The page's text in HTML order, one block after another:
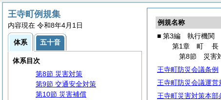
例規名称
■ 第3編 執行機関
第1章 町長
第8節 災害
王寺町防災会議条例
王寺町防災会議運営
王寺町災害対策本部
王寺町例規集
内容現在 令和8年4月1日
体系 五十音
体系目次
第1節 事務分掌
第2節 代理・代決等
第3節 文書・公印
第4節住
第5節 生活安全対策
第6節広報
第7節 情報の公開・保護等
第8節 災害対策
第9節 交通安全対策
第10節 災害補償